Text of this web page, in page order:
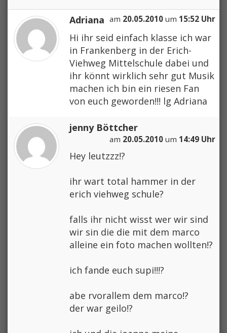
Adriana am 20.05.2010 um 15:52 Uhr
Hi ihr seid einfach klasse ich war
in Frankenberg in der Erich-
Viehweg Mittelschule dabei und
ihr könnt wirklich sehr gut Musik
machen ich bin ein riesen Fan
von euch geworden!!! lg Adriana
jenny Böttcher
am 20.05.2010 um 14:49 Uhr
Hey leutzzz!?
ihr wart total hammer in der
erich viehweg schule?
falls ihr nicht wisst wer wir sind
wir sin die die mit dem marco
alleine ein foto machen wollten!?
ich fande euch supi!!!?
abe rvorallem dem marco!?
der war geilo!?